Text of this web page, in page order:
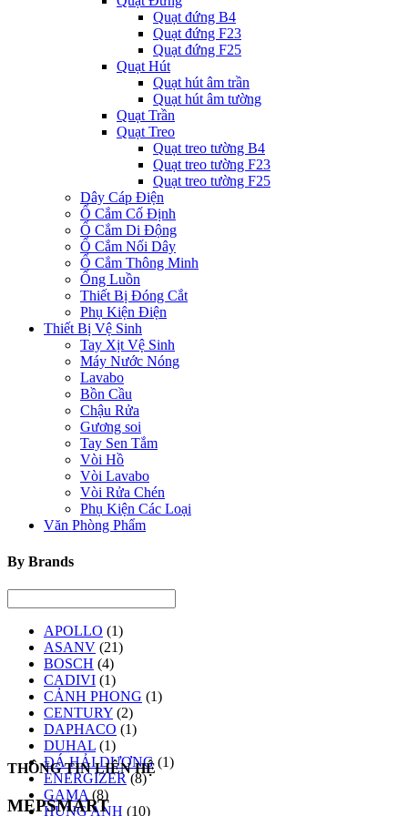
Quạt đứng B4
Quạt đứng F23
Quạt đứng F25
Quạt Hút
Quạt hút âm trần
Quạt hút âm tường
Quạt Trần
Quạt Treo
Quạt treo tường B4
Quạt treo tường F23
Quạt treo tường F25
Dây Cáp Điện
Ổ Cắm Cố Định
Ổ Cắm Di Động
Ổ Cắm Nối Dây
Ổ Cắm Thông Minh
Ống Luồn
Thiết Bị Đóng Cắt
Phụ Kiện Điện
Thiết Bị Vệ Sinh
Tay Xịt Vệ Sinh
Máy Nước Nóng
Lavabo
Bồn Cầu
Chậu Rửa
Gương soi
Tay Sen Tắm
Vòi Hồ
Vòi Lavabo
Vòi Rửa Chén
Phụ Kiện Các Loại
Văn Phòng Phẩm
By Brands
APOLLO (1)
ASANV (21)
BOSCH (4)
CADIVI (1)
CẢNH PHONG (1)
CENTURY (2)
DAPHACO (1)
DUHAL (1)
ĐÁ HẢI DƯƠNG (1)
ENERGIZER (8)
GAMA (8)
HÙNG ANH (10)
THÔNG TIN LIÊN HỆ
MEPSMART